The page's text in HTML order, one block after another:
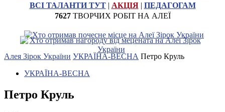
ВСІ ТАЛАНТИ ТУТ| АКЦІЯ| ПЕДАГОГАМ
7627ТВОРЧИХ РОБІТ НА АЛЕЇ
Алея Зірок України УКРАЇНА-ВЕСНА Петро Круль
УКРАЇНА-ВЕСНА
Петро Круль